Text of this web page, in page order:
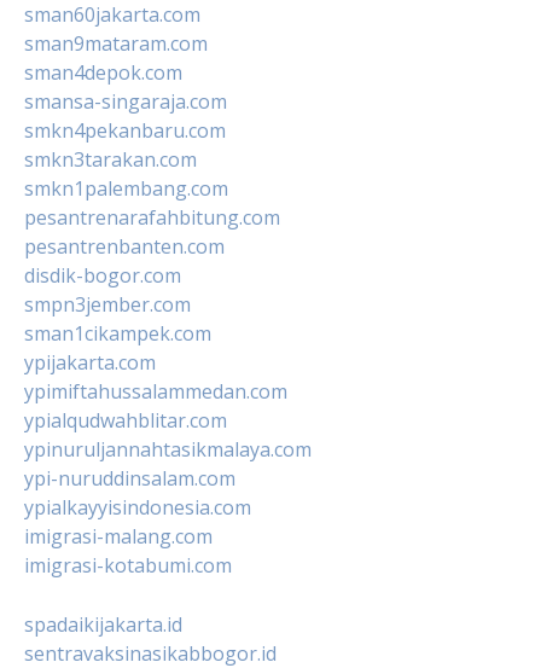
sman60jakarta.com
sman9mataram.com
sman4depok.com
smansa-singaraja.com
smkn4pekanbaru.com
smkn3tarakan.com
smkn1palembang.com
pesantrenarafahbitung.com
pesantrenbanten.com
disdik-bogor.com
smpn3jember.com
sman1cikampek.com
ypijakarta.com
ypimiftahussalammedan.com
ypialqudwahblitar.com
ypinuruljannahtasikmalaya.com
ypi-nuruddinsalam.com
ypialkayyisindonesia.com
imigrasi-malang.com
imigrasi-kotabumi.com
spadaikijakarta.id
sentravaksinasikabbogor.id